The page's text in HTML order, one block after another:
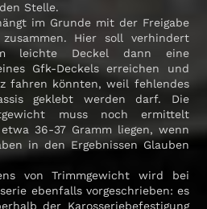
Stelle.
im Grunde mit der Freigabe
zusammen. Hier soll verhindert
leichte Deckel dann eine
Gfk-Deckels erreichen und
fahren könnten, weil fehlendes
geklebt werden darf. Die
muss noch ermittelt
36-37 Gramm liegen, wenn
in den Ergebnissen Glauben
von Trimmgewicht wird bei
ebenfalls vorgeschrieben: es
der Karosseriebefestigung